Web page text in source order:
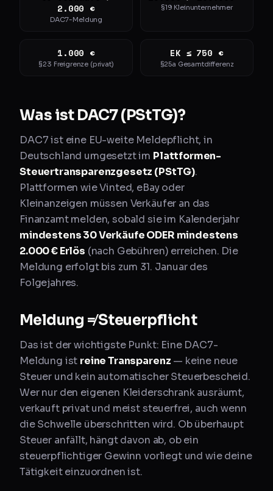
2.000 €
DAC7-Meldung
§19 Kleinunternehmer
1.000 €
§23 Freigrenze (privat)
EK ≤ 750 €
§25a Gesamtdifferenz
Was ist DAC7 (PStTG)?
DAC7 ist eine EU-weite Meldepflicht, in
Deutschland umgesetzt im Plattformen-
Steuertransparenzgesetz (PStTG).
Plattformen wie Vinted, eBay oder
Kleinanzeigen müssen Verkäufer an das
Finanzamt melden, sobald sie im Kalenderjahr
mindestens 30 Verkäufe ODER mindestens
2.000 € Erlös (nach Gebühren) erreichen. Die
Meldung erfolgt bis zum 31. Januar des
Folgejahres.
Meldung ≠ Steuerpflicht
Das ist der wichtigste Punkt: Eine DAC7-
Meldung ist reine Transparenz — keine neue
Steuer und kein automatischer Steuerbescheid.
Wer nur den eigenen Kleiderschrank ausräumt,
verkauft privat und meist steuerfrei, auch wenn
die Schwelle überschritten wird. Ob überhaupt
Steuer anfällt, hängt davon ab, ob ein
steuerpflichtiger Gewinn vorliegt und wie deine
Tätigkeit einzuordnen ist.